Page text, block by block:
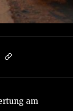
am